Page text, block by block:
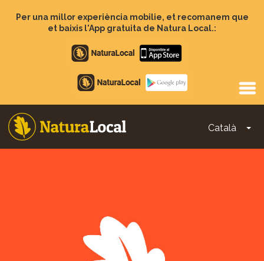
Per una millor experiència mobilie, et recomanem que
et baixis l'App gratuita de Natura Local.:
Apple
store
Google
Play
Català
Main